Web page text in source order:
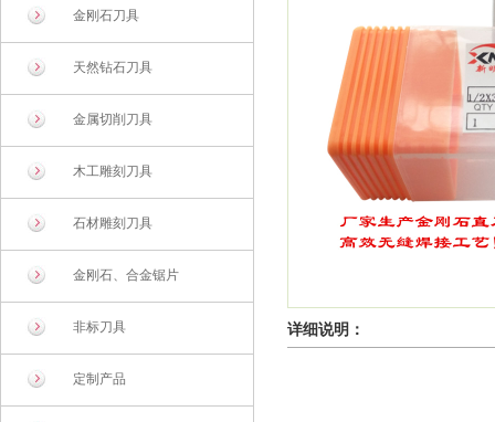
金刚石刀具
天然钻石刀具
金属切削刀具
木工雕刻刀具
石材雕刻刀具
金刚石、合金锯片
非标刀具
定制产品
详细说明：